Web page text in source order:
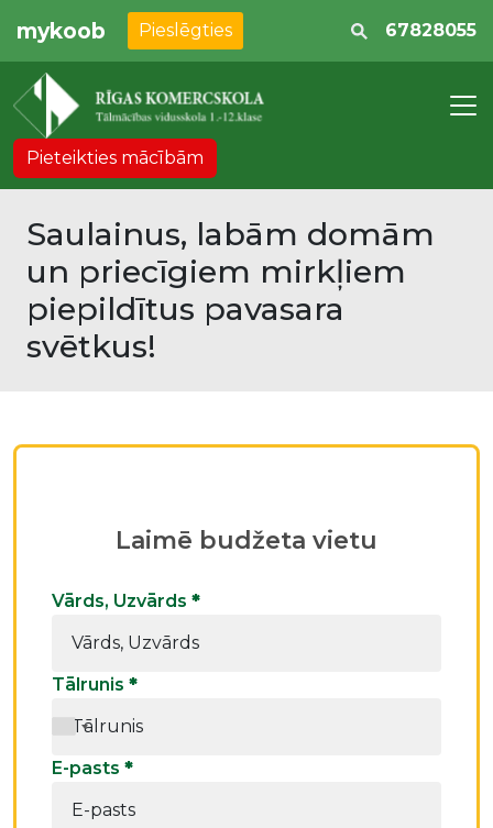
mykoob Pieslēgties 67828055
Pieteikties mācībām
Saulainus, labām domām
un priecīgiem mirkļiem
piepildītus pavasara
svētkus!
Laimē budžeta vietu
Vārds, Uzvārds *
Tālrunis *
E-pasts *